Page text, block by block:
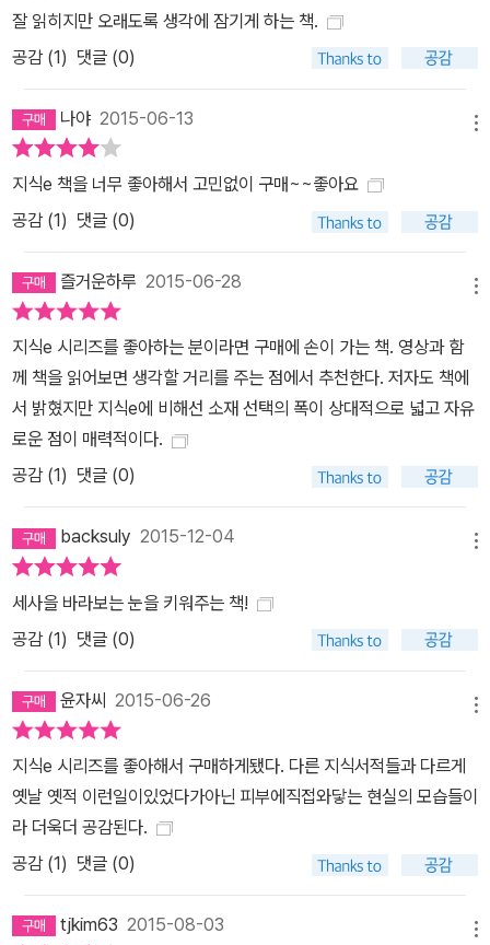
지만 5분이 모여 만들어낸 소실점들이 흑백 풍경을 모두 컬러로 바꿔
내지 못한다고 해서 그 자체로 별것 아니라고 치부해선 안 되지 않을
운 생각의 고리가 되길 바란다.” - 프롤로그에서
잘 읽히지만 오래도록 생각에 잠기게 하는 책.
공감 (1) 댓글 (0)
나야2015-06-13
지식e 책을 너무 좋아해서 고민없이 구매~~좋아요
공감 (1) 댓글 (0)
즐거운하루 2015-06-28
지식e 시리즈를 좋아하는 분이라면 구매에 손이 가는 책. 영상과 함
께 책을 읽어보면 생각할 거리를 주는 점에서 추천한다. 저자도 책에
서 밝혔지만 지식e에 비해선 소재 선택의 폭이 상대적으로 넓고 자유
로운 점이 매력적이다.
공감 (1) 댓글 (0)
backsuly 2015-12-04
세사을 바라보는 눈을 키워주는 책!
공감 (1) 댓글 (0)
윤자씨 2015-06-26
지식e 시리즈를 좋아해서 구매하게됐다. 다른 지식서적들과 다르게
옛날 옛적 이런일이있었다가아닌 피부에직접와닿는 현실의 모습들이
라 더욱더 공감된다.
공감 (1) 댓글 (0)
tjkim63 2015-08-03